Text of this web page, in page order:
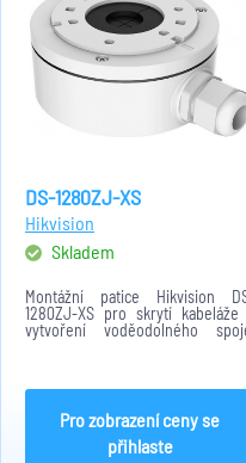
DS-1280ZJ-XS
Hikvision
Skladem
Montážní patice Hikvision
1280ZJ-XS pro skrytí kabeláže
vytvoření voděodolného
Tento model je v bílém provedení s
jsou 100 x...
Pro zobrazení ceny se
přihlaste